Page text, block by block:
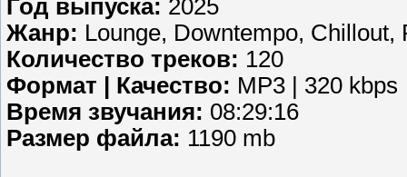
Год выпуска: 2025
Жанр: Lounge, Downtempo, Chillout,
Количество треков: 120
Формат | Качество: MP3 | 320 kbps
Время звучания: 08:29:16
Размер файла: 1190 mb